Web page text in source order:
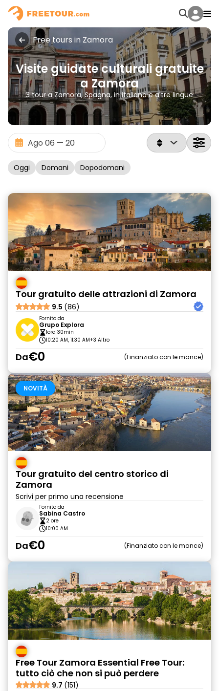
Free tours in Zamora
Visite guidate culturali gratuite
a Zamora
3 tour a Zamora, Spagna, in italiano e altre lingue
Oggi Domani Dopodomani
Tour gratuito delle attrazioni di Zamora
9.5 (86)
Fornito da
Grupo Explora
1ora 30min
10:20 AM, 11:30 AM+3 Altro
Da€0 Finanziato con le mance
NOVITÀ
Tour gratuito del centro storico di
Zamora
Scrivi per primo una recensione
Fornito da
Sabina Castro
2 ore
10:00 AM
Da€0 Finanziato con le mance
Free Tour Zamora Essential Free Tour:
tutto ciò che non si può perdere
9.7 (151)